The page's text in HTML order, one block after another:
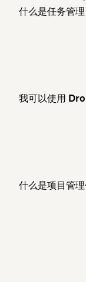
什么是任务管
我可以使用
什么是项目管